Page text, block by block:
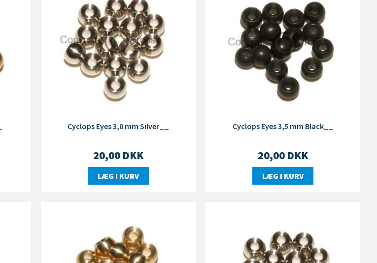
Cyclops Eyes 3,0 mm Silver__
20,00 DKK
LÆG I KURV
Cyclops Eyes 3,5 mm Black__
20,00 DKK
LÆG I KURV